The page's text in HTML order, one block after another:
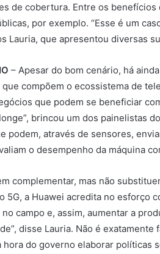
de cobertura. Entre os
por exemplo. “Esse é um
Lauria, que apresentou diversas
– Apesar do bom cenário, há
compõem o ecossistema de
que podem se beneficiar
brincou um dos painelistas
podem, através de sensores,
o desempenho da máquina
complementar, mas não
5G, a Huawei acredita no esforço
campo e, assim, aumentar a
disse Lauria. Não é
hora do governo elaborar políticas